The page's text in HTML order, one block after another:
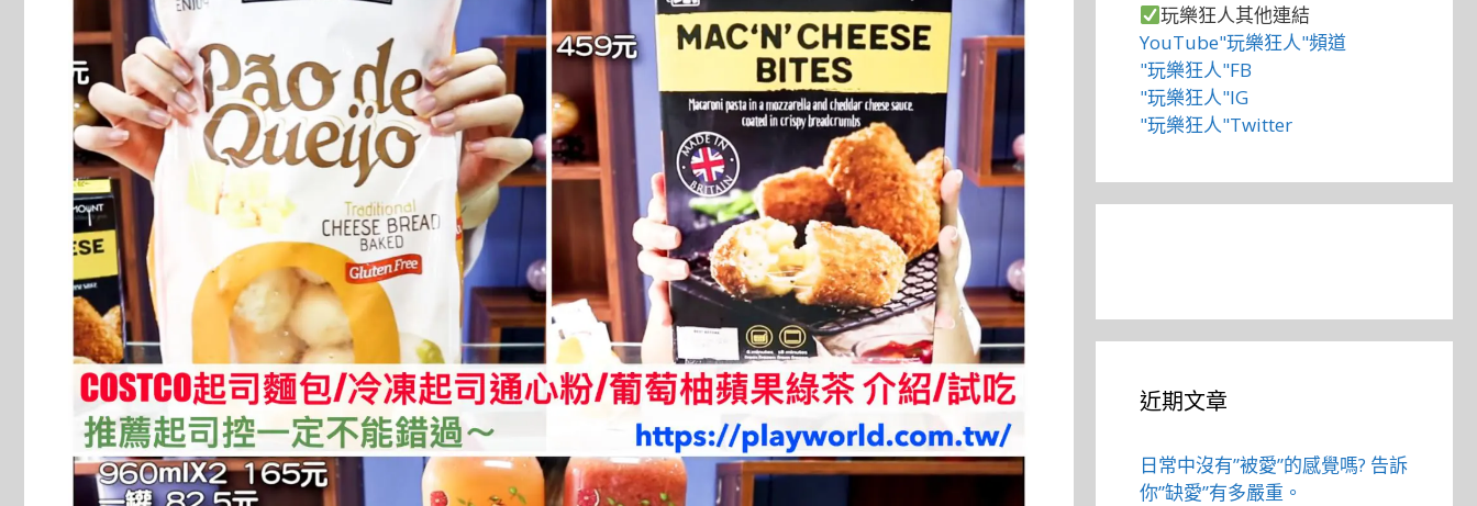
玩樂狂人其他連結
YouTube"玩樂狂人"頻道
"玩樂狂人"FB
"玩樂狂人"IG
"玩樂狂人"Twitter
近期文章
日常中沒有”被愛”的感覺嗎? 告訴
你”缺愛”有多嚴重。